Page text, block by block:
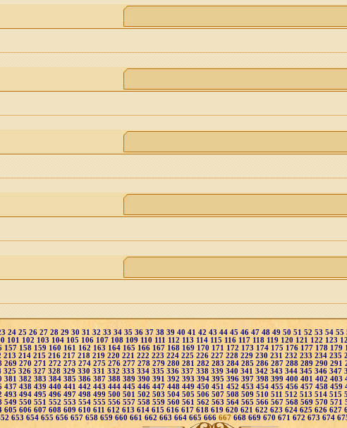
24 25 26 27 28 29 30 3132 33 34 35 36 37 38 39 40 41 42 43 44 45 46 47 48 49 50 51 52 53 54 55
101 102 103 104 105 106 107 108 109 110 111 112 113 114 115 116 117118 119 120 121 122 123
157 158 159 160 161 162 163 164 165 166 167 168 169 170 171 172 173 174 175 176 177 178 179
213 214 215 216 217 218 219 220 221 222 223 224 225 226227 228 229 230 231 232 233 234 235
269 270 271 272 273 274 275 276 277 278 279 280 281 282 283 284 285 286 287 288 289 290 291
325 326 327 328 329 330 331 332 333 334 335 336 337 338 339 340 341 342 343 344 345 346 347
381 382 383 384 385 386 387 388 389 390 391 392 393 394 395 396 397 398 399 400 401 402 403
437 438 439 440 441 442 443 444 445 446 447 448 449 450 451 452 453 454 455 456 457 458 459
493 494 495 496 497 498 499 500 501 502 503 504 505 506 507 508 509 510 511 512 513 514 515
549 550 551 552 553 554 555 556 557 558 559 560 561 562 563 564 565 566 567 568 569 570 571
605 606 607 608 609 610 611 612 613 614 615 616 617 618 619 620 621 622 623 624 625 626 627
653 654 655 656 657 658 659 660 661 662 663 664 665 666 667 668 669 670 671 672 673 674